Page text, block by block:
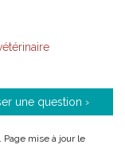
une question ›
Page mise à jour le